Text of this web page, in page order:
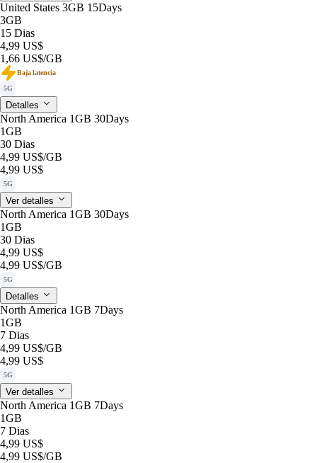
United States 3GB 15Days
3GB
15 Dias
4,99 US$
1,66 US$/GB
Baja latencia
5G
Detalles
North America 1GB 30Days
1GB
30 Dias
4,99 US$/GB
4,99 US$
5G
Ver detalles
North America 1GB 30Days
1GB
30 Dias
4,99 US$
4,99 US$/GB
5G
Detalles
North America 1GB 7Days
1GB
7 Dias
4,99 US$/GB
4,99 US$
5G
Ver detalles
North America 1GB 7Days
1GB
7 Dias
4,99 US$
4,99 US$/GB